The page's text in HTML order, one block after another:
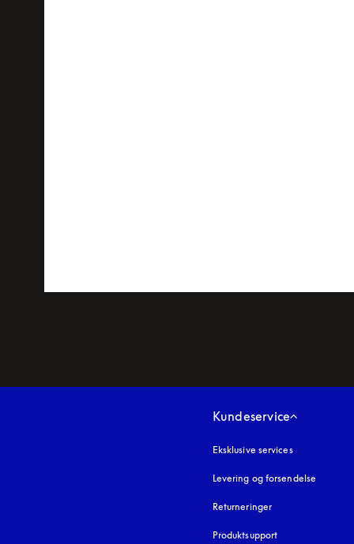
Kundeservice
Eksklusive services
Levering og forsendelse
Returneringer
Produktsupport